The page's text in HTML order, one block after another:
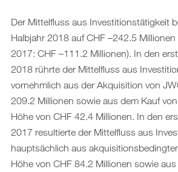
Der Mittelfluss aus Investitionstätigkeit
Halbjahr 2018 auf CHF –242.5
2017: CHF –111.2 Millionen). In den
2018 rührte der Mittelfluss aus
vornehmlich aus der Akquisition von
209.2 Millionen sowie aus dem Kauf
Höhe von CHF 42.4 Millionen. In den
2017 resultierte der Mittelfluss aus
hauptsächlich aus
Höhe von CHF 84.2 Millionen sowie